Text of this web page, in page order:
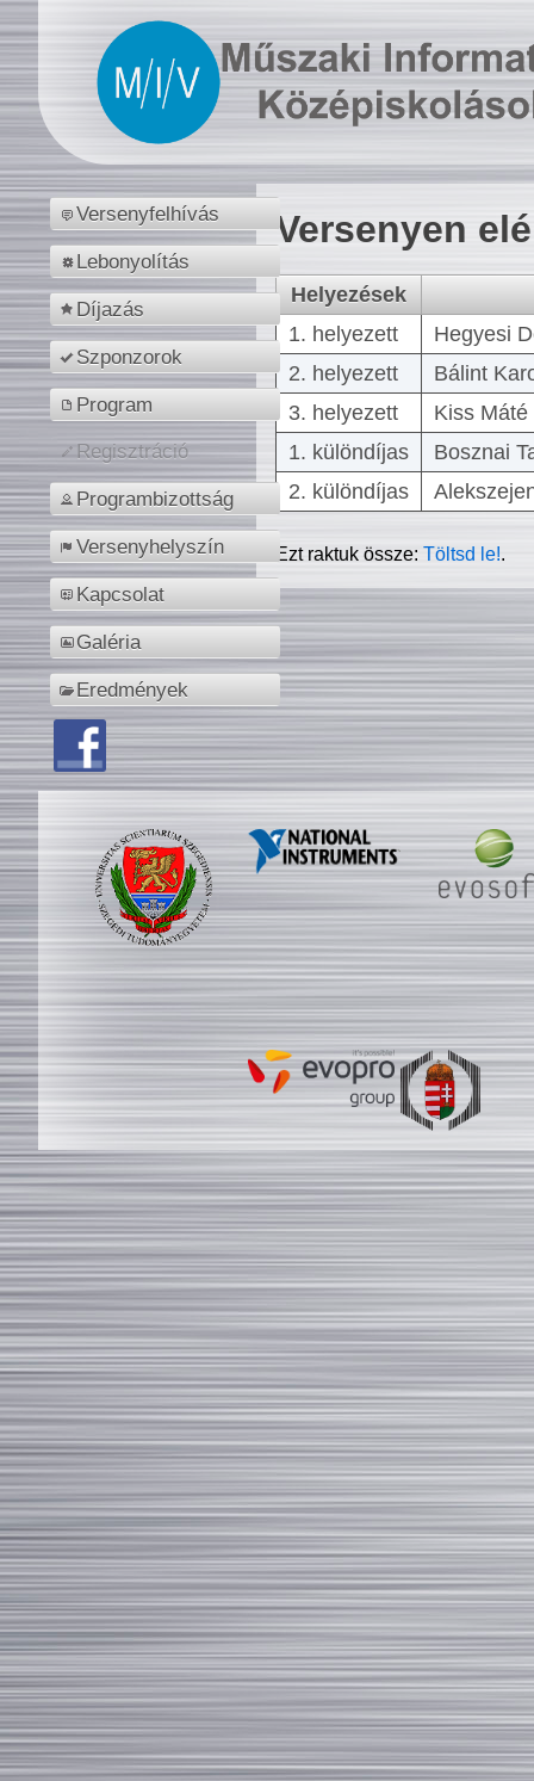
Versenyfelhívás
Lebonyolítás
Díjazás
Szponzorok
Program
Regisztráció
Programbizottság
Versenyhelyszín
Kapcsolat
Galéria
Eredmények
Versenyen
Helyezések
1. helyezett
Hegyesi
2. helyezett
Bálint
3. helyezett
Kiss
1. különdíjas
Bosznai
2. különdíjas
Ezt raktuk össze:Töltsd le!.